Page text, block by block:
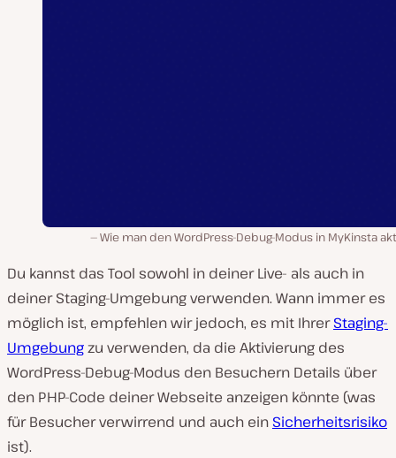
Wie man den WordPress-Debug-Modus in MyKinsta
Du kannst das Tool sowohl in deiner Live- als auch in
deiner Staging-Umgebung verwenden. Wann immer es
möglich ist, empfehlen wir jedoch, es mit IhrerStaging-
Umgebungzu verwenden, da die Aktivierung des
WordPress-Debug-Modus den Besuchern Details über
den PHP-Code deiner Webseite anzeigen könnte (was
für Besucher verwirrend und auch ein Sicherheitsrisiko
ist).